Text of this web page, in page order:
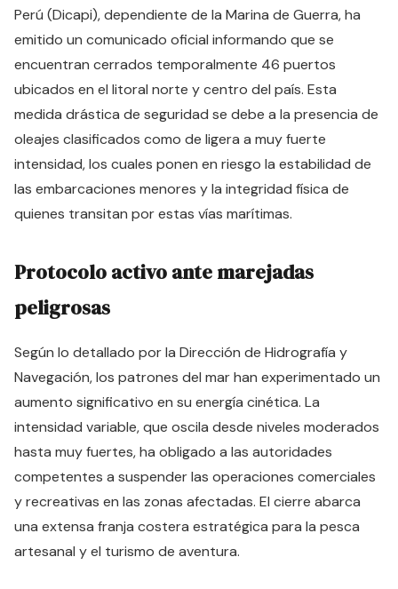
Perú (Dicapi), dependiente de la Marina de Guerra, ha
emitido un comunicado oficial informando que se
encuentran cerrados temporalmente 46 puertos
ubicados en el litoral norte y centro del país. Esta
medida drástica de seguridad se debe a la presencia de
oleajes clasificados como de ligera a muy fuerte
intensidad, los cuales ponen en riesgo la estabilidad de
las embarcaciones menores y la integridad física de
quienes transitan por estas vías marítimas.
Protocolo activo ante marejadas
peligrosas
Según lo detallado por la Dirección de Hidrografía y
Navegación, los patrones del mar han experimentado un
aumento significativo en su energía cinética. La
intensidad variable, que oscila desde niveles moderados
hasta muy fuertes, ha obligado a las autoridades
competentes a suspender las operaciones comerciales
y recreativas en las zonas afectadas. El cierre abarca
una extensa franja costera estratégica para la pesca
artesanal y el turismo de aventura.